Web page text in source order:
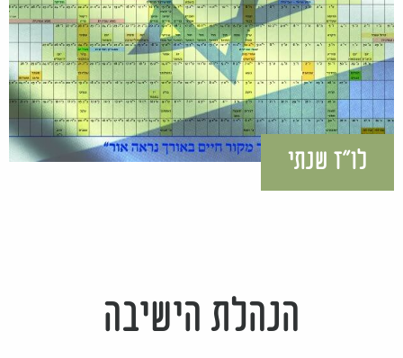
לו"ז שנתי
הנהלת הישיבה